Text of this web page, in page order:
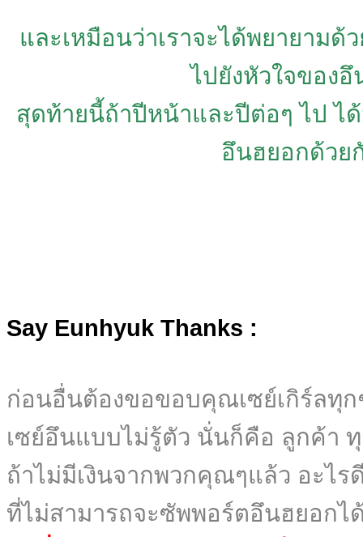
และเหมือนว่าเราจะได้พยายามด้
ไปยังหัวใจของ
สุดท้ายนี้ถ้าปีหน้าและปีต่อๆ ไป ไ
อึนฮยอกด้วย
Say Eunhyuk Thanks :
ก่อนอื่นต้องขอขอบคุณเซย์เกิร์ลทุ
เซย์อึนแบบไม่รู้ตัว นั่นก็คือ ลูกค้า
ถ้าไม่มีเงินจากพวกคุณๆแล้ว อะไร
ที่ไม่สามารถจะซัพพอร์ตอึนฮยอก